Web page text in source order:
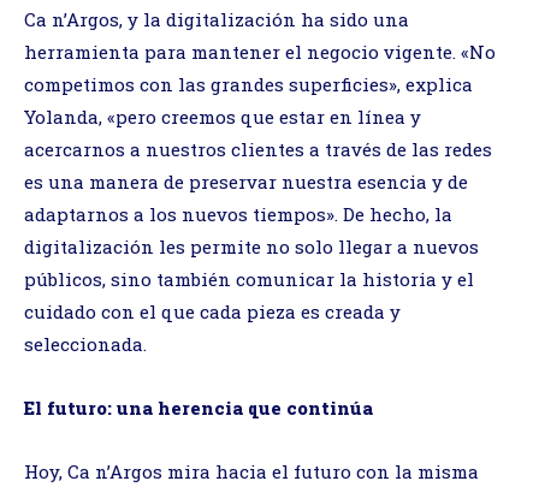
Ca n’Argos, y la digitalización ha sido una
herramienta para mantener el negocio vigente. «No
competimos con las grandes superficies», explica
Yolanda, «pero creemos que estar en línea y
acercarnos a nuestros clientes a través de las redes
es una manera de preservar nuestra esencia y de
adaptarnos a los nuevos tiempos». De hecho, la
digitalización les permite no solo llegar a nuevos
públicos, sino también comunicar la historia y el
cuidado con el que cada pieza es creada y
seleccionada.
El futuro: una herencia que continúa
Hoy, Ca n’Argos mira hacia el futuro con la misma